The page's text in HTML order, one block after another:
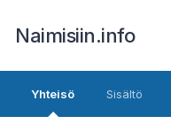
Naimisiin.info
Yhteisö Sisältö